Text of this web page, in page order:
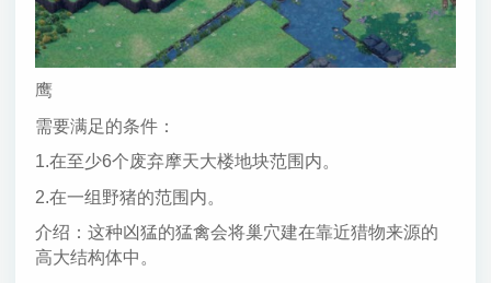
鹰
需要满足的条件：
1.在至少6个废弃摩天大楼地块范围内。
2.在一组野猪的范围内。
介绍：这种凶猛的猛禽会将巢穴建在靠近猎物来源的
高大结构体中。